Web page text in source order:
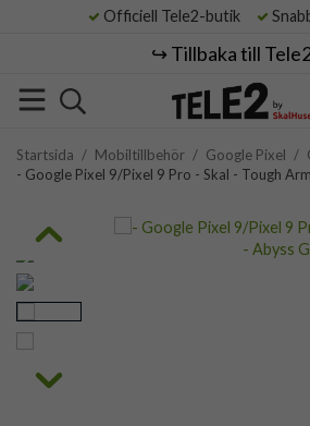
Officiell Tele2-butik
↪️ Tillbaka till
Startsida / Mobiltillbehör / Google Pixel /
- Google Pixel 9/Pixel 9 Pro - Skal - Tough